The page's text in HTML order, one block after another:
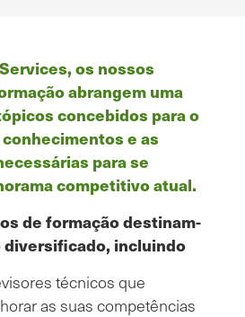
os nossos
abrangem uma
concebidos para o
e as
para se
competitivo atual.
de formação destinam-
diversificado, incluindo
técnicos que
as suas competências